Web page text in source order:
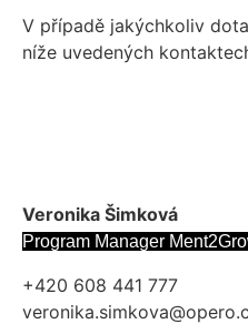
V případě jakýchkoliv
níže uvedených
Veronika Šimková
Program Manager
+420 608 441 777